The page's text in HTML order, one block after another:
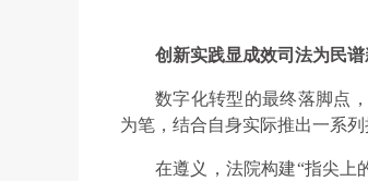
创新实践显成效司法为民
数字化转型的最终落脚点
为笔，结合自身实际推出一系
在遵义，法院构建“指尖上